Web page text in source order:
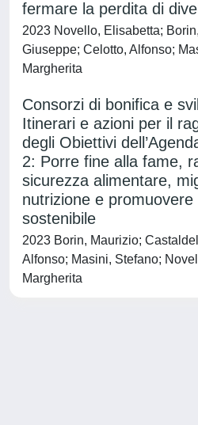
fermare la perdita di
2023 Novello, Elisabetta;
Giuseppe; Celotto, Alfonso;
Margherita
Consorzi di bonifica e
Itinerari e azioni per il
degli Obiettivi
2: Porre fine alla fame,
sicurezza alimentare,
nutrizione e promuovere
sostenibile
2023 Borin, Maurizio;
Alfonso; Masini, Stefano;
Margherita